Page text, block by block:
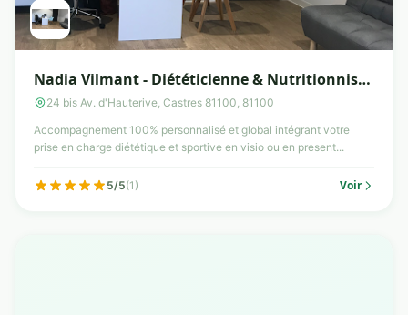
Nadia Vilmant - Diététicienne & Nutritionniste
- Castres
24 bis Av. d'Hauterive, Castres 81100, 81100
Accompagnement 100% personnalisé et global intégrant votre
prise en charge diététique et sportive en visio ou en present...
5/5(1) Voir